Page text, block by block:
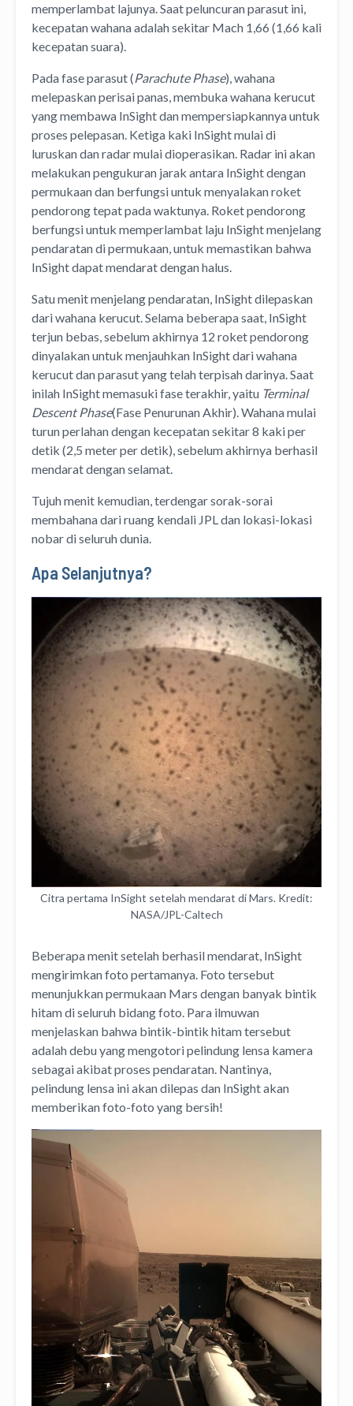
memperlambat lajunya. Saat peluncuran parasut ini,
kecepatan wahana adalah sekitar Mach 1,66 (1,66 kali
kecepatan suara).
Pada fase parasut (Parachute Phase), wahana
melepaskan perisai panas, membuka wahana kerucut
yang membawa InSight dan mempersiapkannya untuk
proses pelepasan. Ketiga kaki InSight mulai di
luruskan dan radar mulai dioperasikan. Radar ini akan
melakukan pengukuran jarak antara InSight dengan
permukaan dan berfungsi untuk menyalakan roket
pendorong tepat pada waktunya. Roket pendorong
berfungsi untuk memperlambat laju InSight menjelang
pendaratan di permukaan, untuk memastikan bahwa
InSight dapat mendarat dengan halus.
Satu menit menjelang pendaratan, InSight dilepaskan
dari wahana kerucut. Selama beberapa saat, InSight
terjun bebas, sebelum akhirnya 12 roket pendorong
dinyalakan untuk menjauhkan InSight dari wahana
kerucut dan parasut yang telah terpisah darinya. Saat
inilah InSight memasuki fase terakhir, yaitu Terminal
Descent Phase(Fase Penurunan Akhir). Wahana mulai
turun perlahan dengan kecepatan sekitar 8 kaki per
detik (2,5 meter per detik), sebelum akhirnya berhasil
mendarat dengan selamat.
Tujuh menit kemudian, terdengar sorak-sorai
membahana dari ruang kendali JPL dan lokasi-lokasi
nobar di seluruh dunia.
Apa Selanjutnya?
Citra pertama InSight setelah mendarat di Mars. Kredit:
NASA/JPL-Caltech
Beberapa menit setelah berhasil mendarat, InSight
mengirimkan foto pertamanya. Foto tersebut
menunjukkan permukaan Mars dengan banyak bintik
hitam di seluruh bidang foto. Para ilmuwan
menjelaskan bahwa bintik-bintik hitam tersebut
adalah debu yang mengotori pelindung lensa kamera
sebagai akibat proses pendaratan. Nantinya,
pelindung lensa ini akan dilepas dan InSight akan
memberikan foto-foto yang bersih!